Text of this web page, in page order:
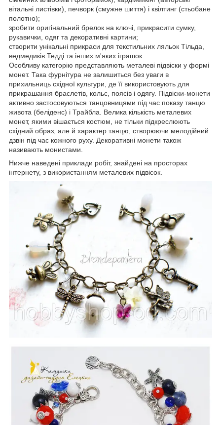
вітальні листівки), печворк (смужне шиття) і квілтинг (стьобане
полотно);
зробити оригінальний брелок на ключі, прикрасити сумку,
рукавички, одяг та декоративні картини;
створити унікальні прикраси для текстильних ляльок Тільда,
ведмедиків Тедді та інших м'яких іграшок.
Особливу категорію представляють металеві підвіски у формі
монет. Така фурнітура не залишиться без уваги в
прихильниць східної культури, де її використовують для
прикрашання браслетів, кольє, поясів і одягу. Підвіски-монети
активно застосовуються танцовницями під час показу танцю
живота (беліденс) і Трайбла. Велика кількість металевих
монет, якими вішається костюм, не тільки підкреслюють
східний образ, але й характер танцю, створюючи мелодійний
дзвін під час кожного руху. Декоративні монети також
називають монистами.
Нижче наведені приклади робіт, знайдені на просторах
інтернету, з використанням металевих підвісок.